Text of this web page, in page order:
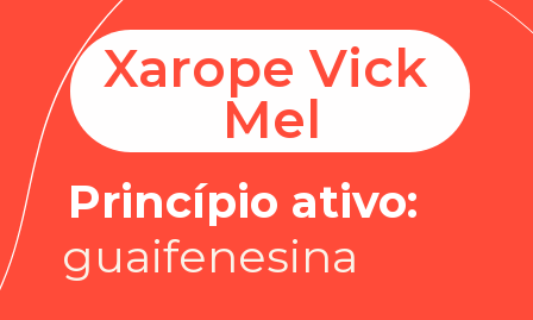
Princípio ativo:
Xarope Vick
Mel
guaifenesina